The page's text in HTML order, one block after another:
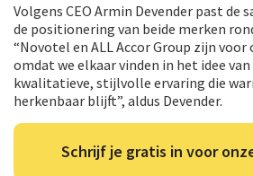
Volgens CEO Armin Devender past de
de positionering van beide merken
“Novotel en ALL Accor Group zijn
omdat we elkaar vinden in het idee van
kwalitatieve, stijlvolle ervaring die
herkenbaar blijft”, aldus Devender.
Schrijf je gratis in voor